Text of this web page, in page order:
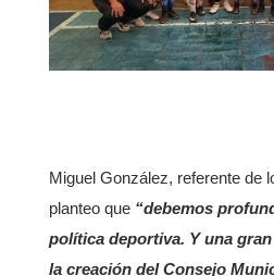
Miguel González, referente de
planteo que “debemos
política deportiva. Y una
la creación del Consejo